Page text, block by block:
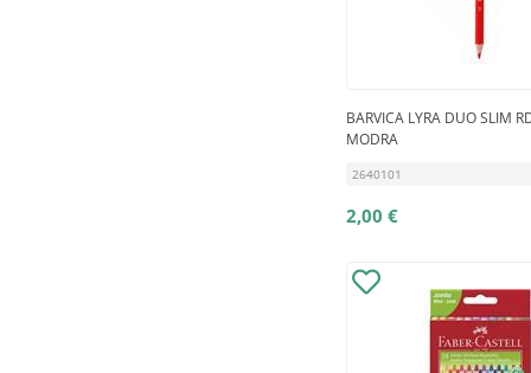
BARVICA LYRA DUO SLIM
MODRA
2640101
2,00 €